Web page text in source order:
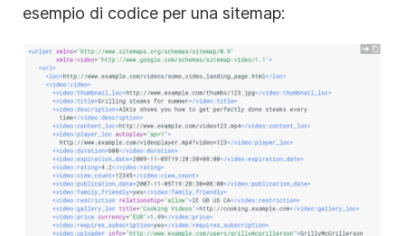
esempio di codice per una sitemap: